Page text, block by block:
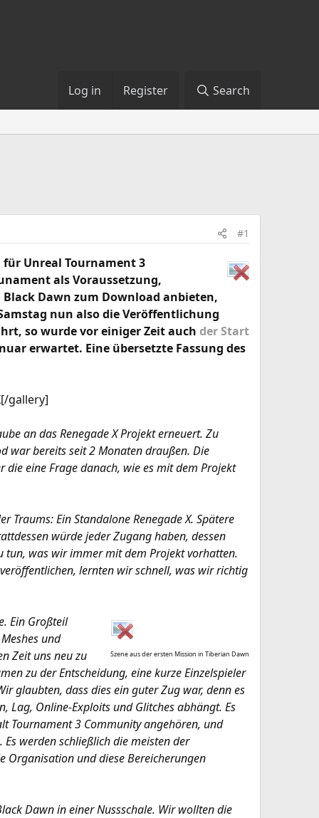
Log in Register Search
#1
für Unreal Tournament 3
als Voraussetzung,
Dawn zum Download anbieten,
nun also die Veröffentlichung
so wurde vor einiger Zeit auch der Start
erwartet. Eine übersetzte Fassung des
gallery]​
an das Renegade X Projekt erneuert. Zu
war bereits seit 2 Monaten draußen. Die
eine Frage danach, wie es mit dem Projekt
Traums: Ein Standalone Renegade X. Spätere
würde jeder Zugang haben, dessen
tun, was wir immer mit dem Projekt vorhatten.
lernten wir schnell, was wir richtig
Szene aus der ersten Mission in Tiberian Dawn
Ein Großteil
und
Zeit uns neu zu
zu der Entscheidung, eine kurze Einzelspieler
glaubten, dass dies ein guter Zug war, denn es
Lag, Online-Exploits und Glitches abhängt. Es
Tournament 3 Community angehören, und
werden schließlich die meisten der
Organisation und diese Bereicherungen
Dawn in einer Nussschale. Wir wollten die